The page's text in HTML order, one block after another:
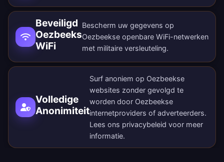
Beveiligd
Oezbeeks
WiFi
Bescherm uw gegevens op
Oezbeekse openbare WiFi-netwerken
met militaire versleuteling.
Volledige
Anonimiteit
Surf anoniem op Oezbeekse
websites zonder gevolgd te
worden door Oezbeekse
internetproviders of adverteerders.
Lees ons privacybeleid voor meer
informatie.